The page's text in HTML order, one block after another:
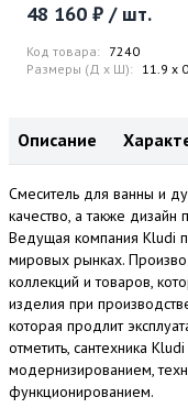
48 160 ₽ / шт.
Код товара: 7240
Размеры (Д x Ш): 11.9 x 0
Описание
Смеситель для ванны и
качество, а также
Ведущая компания Kludi
мировых рынках.
коллекций и товаров,
изделия при
которая продлит
отметить, сантехника
модернизированием,
функционированием.